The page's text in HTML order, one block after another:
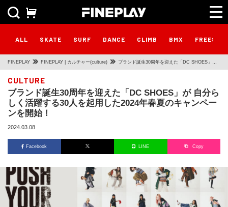
ALL SKATE SURF DANCE CLIMB BMX
FINEPLAY FINEPLAY | カルチャー(culture) ブランド誕生30周年を迎えた「DC SHOES」が
キャンペーンを開始！
CULTURE
ブランド誕生30周年を迎えた「DC SHOES」が 自分ら
しく活躍する30人を起用した2024年春夏のキャンペー
ンを開始！
2024.03.08
Facebook LINE Copy